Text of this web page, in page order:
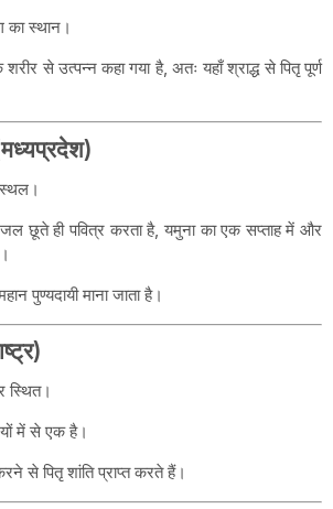
का स्थान।
शरीर से उत्पन्न कहा गया है, अतः यहाँ श्राद्ध से पितृ पूर्ण
स्थल।
जल छूते ही पवित्र करता है, यमुना का एक सप्ताह में और
पुण्यदायी माना जाता है।
स्थित।
में से एक है।
से पितृ शांति प्राप्त करते हैं।